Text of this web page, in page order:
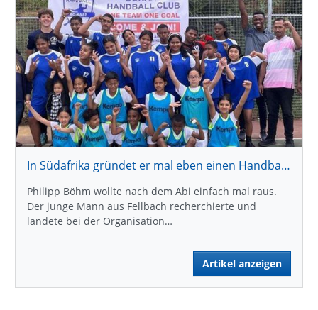
In Südafrika gründet er mal eben einen Handballverein
Philipp Böhm wollte nach dem Abi einfach mal raus.
Der junge Mann aus Fellbach recherchierte und
landete bei der Organisation…
Artikel anzeigen